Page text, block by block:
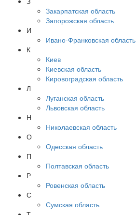
Закарпатская область
Запорожская область
И
Ивано-Франковская область
К
Киев
Киевская область
Кировоградская область
Л
Луганская область
Львовская область
Н
Николаевская область
О
Одесская область
П
Полтавская область
Р
Ровенская область
С
Сумская область